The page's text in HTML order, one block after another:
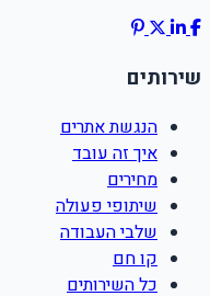
שירותים
הנגשת אתרים
איך זה עובד
מחירים
שיתופי פעולה
שלבי העבודה
קו חם
כל השירותים